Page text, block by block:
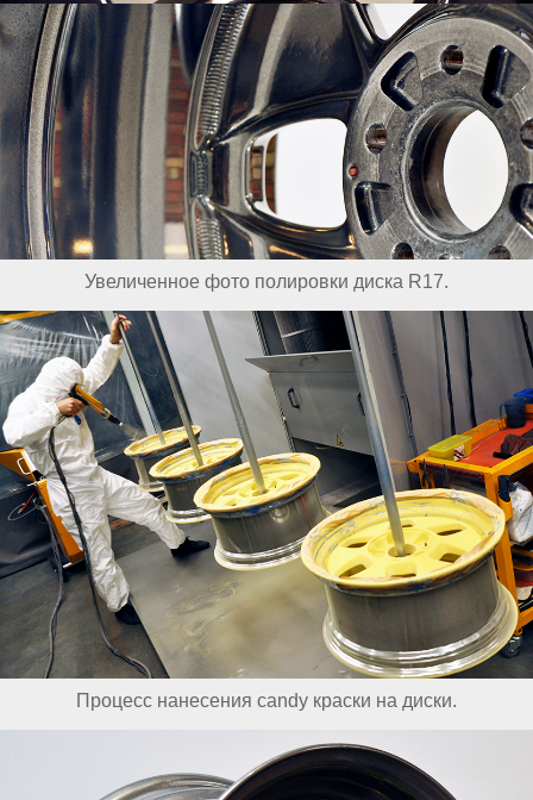
Увеличенное фото полировки диска R17.
Процесс нанесения candy краски на диски.